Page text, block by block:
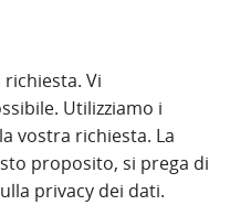
Vi
Utilizziamo i
vostra richiesta. La
proposito, si prega di
privacy dei dati.